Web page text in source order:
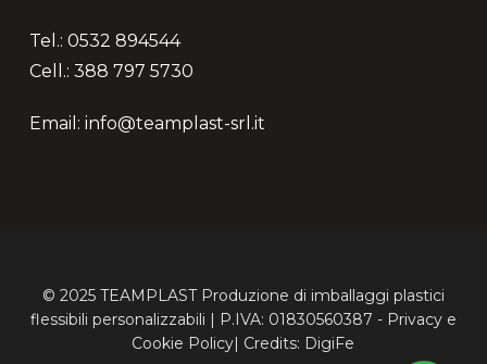
Tel.: 0532 894544
Cell.: 388 797 5730
Email: info@teamplast-srl.it
© 2025 TEAMPLAST Produzione di imballaggi plastici
flessibili personalizzabili | P.IVA: 01830560387 - Privacye
Cookie Policy| Credits: DigiFe